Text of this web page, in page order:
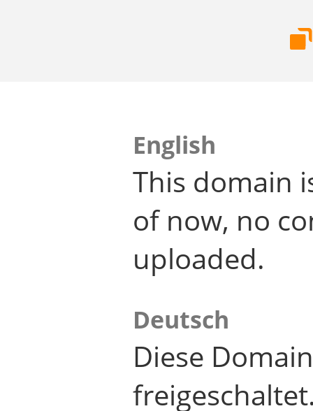
English
This domain
of now, no
uploaded.
Deutsch
Diese